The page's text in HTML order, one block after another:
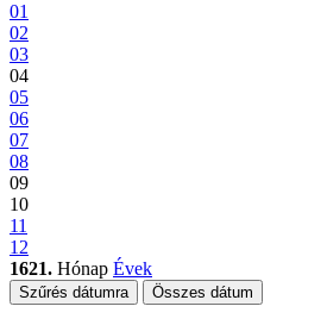
01
02
03
04
05
06
07
08
09
10
11
12
1621. Hónap Évek
Szűrés dátumra Összes dátum